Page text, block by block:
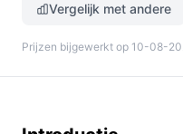
Vergelijk met andere
Prijzen bijgewerkt op 10-08-